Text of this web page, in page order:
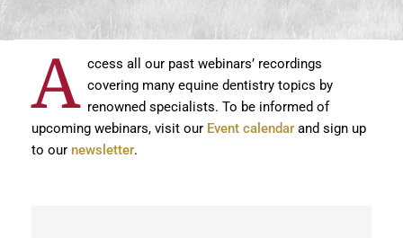
A ccess all our past webinars’ recordings
covering many equine dentistry topics by
renowned specialists. To be informed of
upcoming webinars, visit our Event calendar and sign up
to our newsletter.